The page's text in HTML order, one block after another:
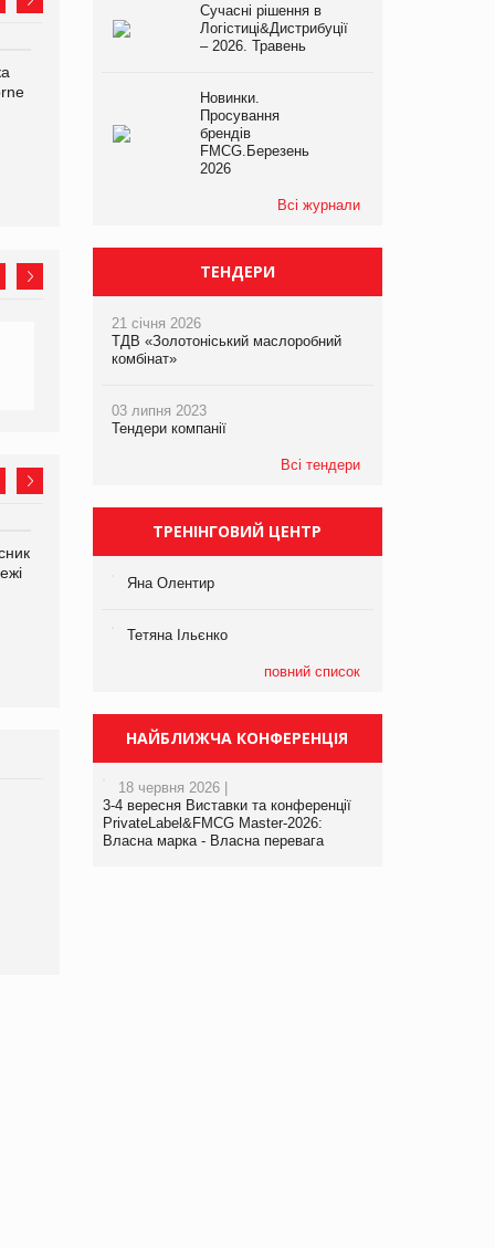
знищення своєї продукції
на складі після російської
Олексій Логачов-Михайлов
департаменту з
Яна Сараніна, директор
Брагина Людмила
Просування компанії на
Сучасні рішення в
Логістиці&Дистрибуції
– 2026. Травень
Новинки.
Просування
брендів
FMCG.Березень
2026
Всі журнали
ТЕНДЕРИ
21 січня 2026
ТДВ «Золотоніський маслоробний
комбінат»
03 липня 2023
Тендери компанії
Всі тендери
ТРЕНІНГОВИЙ ЦЕНТР
Яна Олентир
Тетяна Ільєнко
повний список
НАЙБЛИЖЧА КОНФЕРЕНЦІЯ
18 червня 2026 |
3-4 вересня Виставки та конференції
PrivateLabel&FMCG Master-2026:
Власна марка - Власна перевага